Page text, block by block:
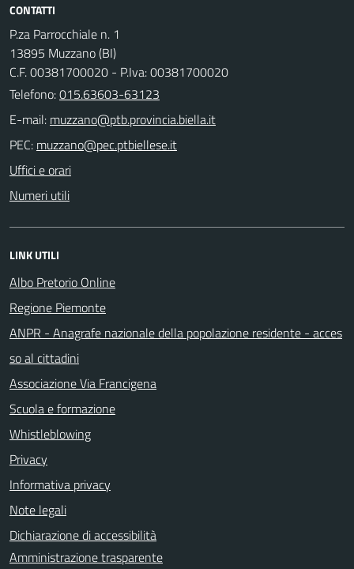
CONTATTI
P.za Parrocchiale n. 1
13895 Muzzano (BI)
C.F. 00381700020 - P.Iva: 00381700020
Telefono:015.63603-63123
E-mail:
PEC:
Uffici e orari
Numeri utili
LINK UTILI
Albo Pretorio Online
Regione Piemonte
ANPR - Anagrafe nazionale della popolazione residente - acces
so al cittadini
Associazione Via Francigena
Scuola e formazione
Whistleblowing
Privacy
Informativa privacy
Note legali
Dichiarazione di accessibilità
Amministrazione trasparente